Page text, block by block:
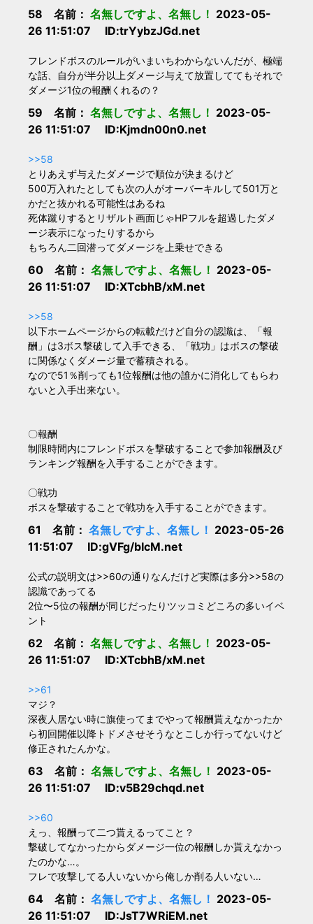
58 名前： 名無しですよ、名無し！ 2023-05-
26 11:51:07 ID:trYybzJGd.net
フレンドボスのルールがいまいちわからないんだが、極端
な話、自分が半分以上ダメージ与えて放置しててもそれで
ダメージ1位の報酬くれるの？
59 名前： 名無しですよ、名無し！ 2023-05-
26 11:51:07 ID:Kjmdn00n0.net
>>58
とりあえず与えたダメージで順位が決まるけど
500万入れたとしても次の人がオーバーキルして501万と
かだと抜かれる可能性はあるね
死体蹴りするとリザルト画面じゃHPフルを超過したダメ
ージ表示になったりするから
もちろん二回潜ってダメージを上乗せできる
60 名前： 名無しですよ、名無し！ 2023-05-
26 11:51:07 ID:XTcbhB/xM.net
>>58
以下ホームページからの転載だけど自分の認識は、「報
酬」は3ボス撃破して入手できる、「戦功」はボスの撃破
に関係なくダメージ量で蓄積される。
なので51％削っても1位報酬は他の誰かに消化してもらわ
ないと入手出来ない。
〇報酬
制限時間内にフレンドボスを撃破することで参加報酬及び
ランキング報酬を入手することができます。
〇戦功
ボスを撃破することで戦功を入手することができます。
61 名前： 名無しですよ、名無し！ 2023-05-26
11:51:07 ID:gVFg/bIcM.net
公式の説明文は>>60の通りなんだけど実際は多分>>58の
認識であってる
2位〜5位の報酬が同じだったりツッコミどころの多いイベ
ント
62 名前： 名無しですよ、名無し！ 2023-05-
26 11:51:07 ID:XTcbhB/xM.net
>>61
マジ？
深夜人居ない時に旗使ってまでやって報酬貰えなかったか
ら初回開催以降トドメさせそうなとこしか行ってないけど
修正されたんかな。
63 名前： 名無しですよ、名無し！ 2023-05-
26 11:51:07 ID:v5B29chqd.net
>>60
えっ、報酬って二つ貰えるってこと？
撃破してなかったからダメージ一位の報酬しか貰えなかっ
たのかな…。
フレで攻撃してる人いないから俺しか削る人いない…
64 名前： 名無しですよ、名無し！ 2023-05-
26 11:51:07 ID:JsT7WRiEM.net